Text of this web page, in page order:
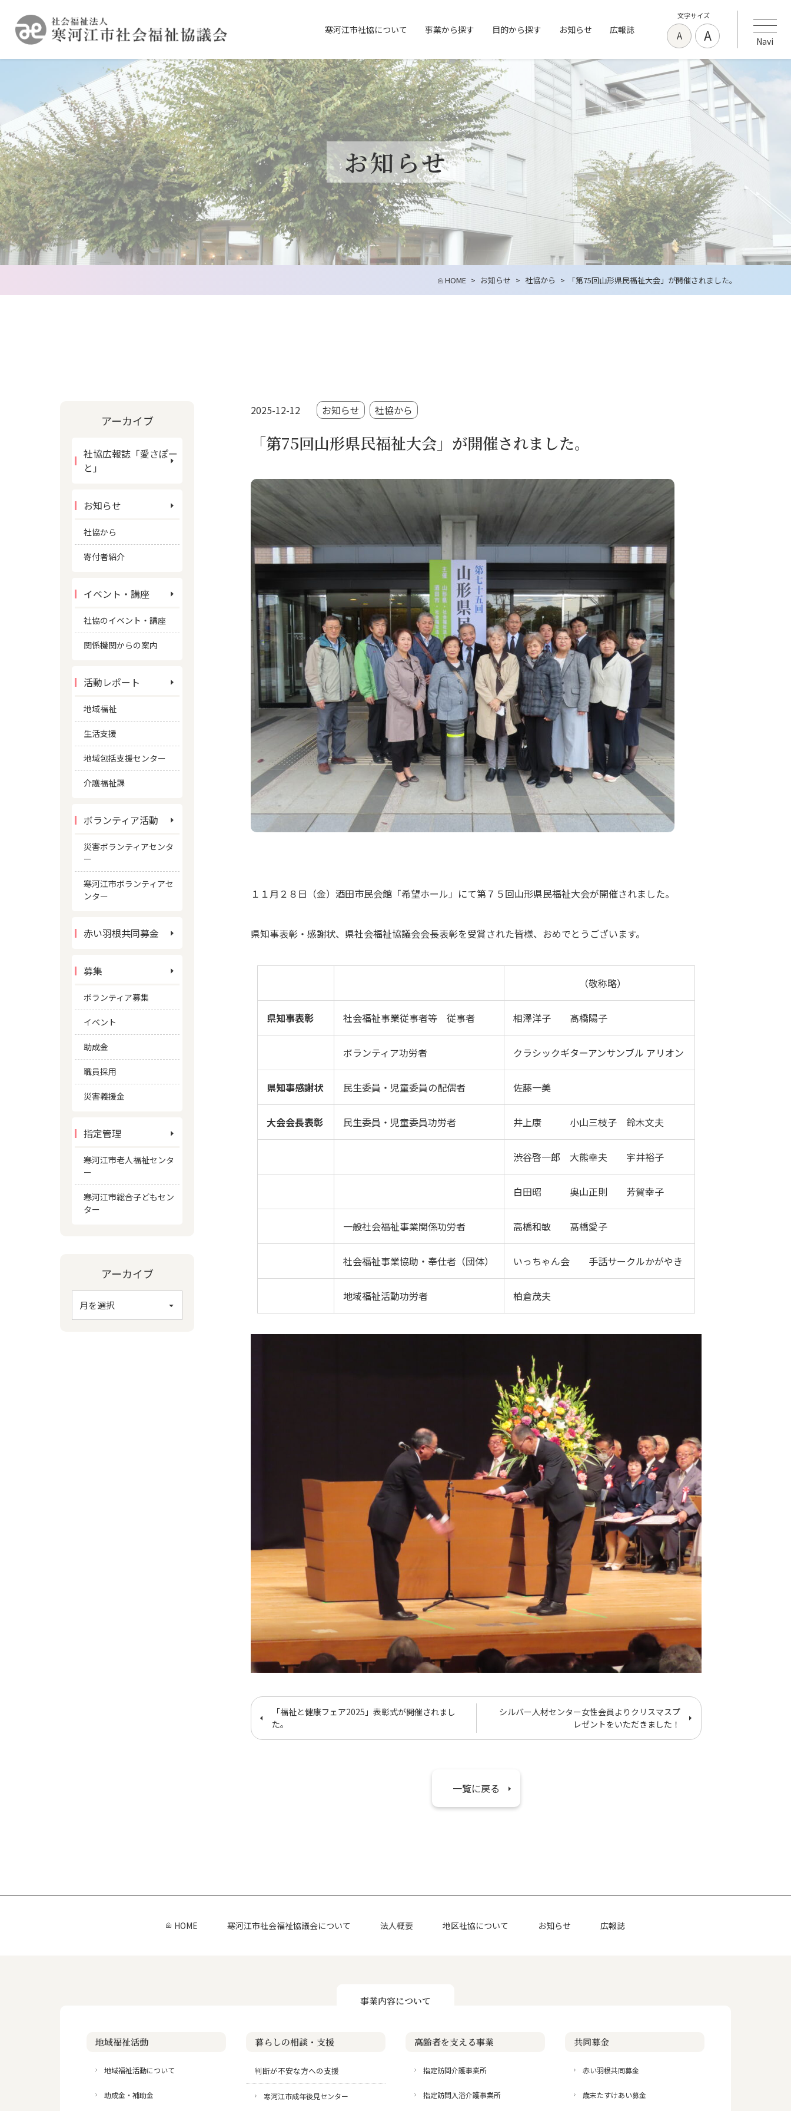
寒河江市社協について 事業から探す 目的から探す お知らせ 広報誌
文字サイズ
A A Navi
お知らせ
HOME お知らせ 社協から 「第75回山形県民福祉大会」が開催されました。
2025-12-12 お知らせ 社協から
「第75回山形県民福祉大会」が開催されました。
１１月２８日（金）酒田市民会館「希望ホール」にて第７５回山形県民福祉大会が開催されました。
県知事表彰・感謝状、県社会福祉協議会会長表彰を受賞された皆様、おめでとうございます。
（敬称略）
県知事表彰 社会福祉事業従事者等 従事者 相澤洋子 髙橋陽子
ボランティア功労者 クラシックギターアンサンブル アリオン
県知事感謝状 民生委員・児童委員の配偶者 佐藤一美
大会会長表彰 民生委員・児童委員功労者 井上康 小山三枝子 鈴木文夫
渋谷啓一郎 大熊幸夫 宇井裕子
白田昭 奥山正則 芳賀幸子
一般社会福祉事業関係功労者 高橋和敏 髙橋愛子
社会福祉事業協助・奉仕者（団体） いっちゃん会 手話サークルかがやき
地域福祉活動功労者 柏倉茂夫
「福祉と健康フェア2025」表彰式が開催されまし
た。
シルバー人材センター女性会員よりクリスマスプ
レゼントをいただきました！
一覧に戻る
アーカイブ
社協広報誌「愛さぽー
と」
お知らせ
社協から
寄付者紹介
イベント・講座
社協のイベント・講座
関係機関からの案内
活動レポート
地域福祉
生活支援
地域包括支援センター
介護福祉課
ボランティア活動
災害ボランティアセンタ
ー
寒河江市ボランティアセ
ンター
赤い羽根共同募金
募集
ボランティア募集
イベント
助成金
職員採用
災害義援金
指定管理
寒河江市老人福祉センタ
ー
寒河江市総合子どもセン
ター
アーカイブ
HOME 寒河江市社会福祉協議会について 法人概要 地区社協について お知らせ 広報誌
事業内容について
地域福祉活動
地域福祉活動について
助成金・補助金
暮らしの相談・支援
判断が不安な方への支援
寒河江市成年後見センター
高齢者を支える事業
指定訪問介護事業所
指定訪問入浴介護事業所
共同募金
赤い羽根共同募金
歳末たすけあい募金